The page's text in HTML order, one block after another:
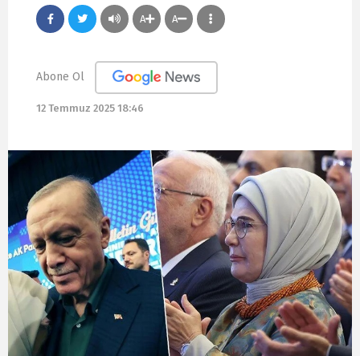
A A
Abone Ol
12 Temmuz 2025 18:46